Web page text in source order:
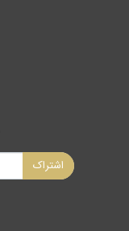
اشتراک